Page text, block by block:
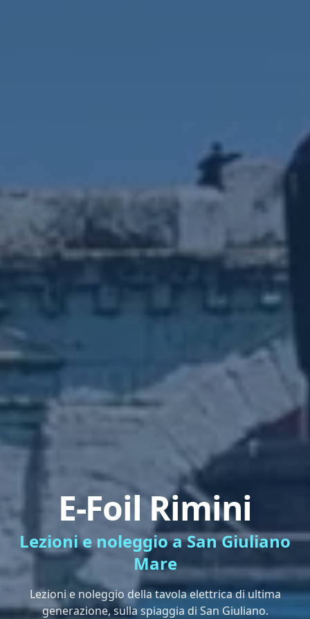
E-Foil Rimini
Lezioni e noleggio a San Giuliano
Mare
Lezioni e noleggio della tavola elettrica di ultima
generazione, sulla spiaggia di San Giuliano.